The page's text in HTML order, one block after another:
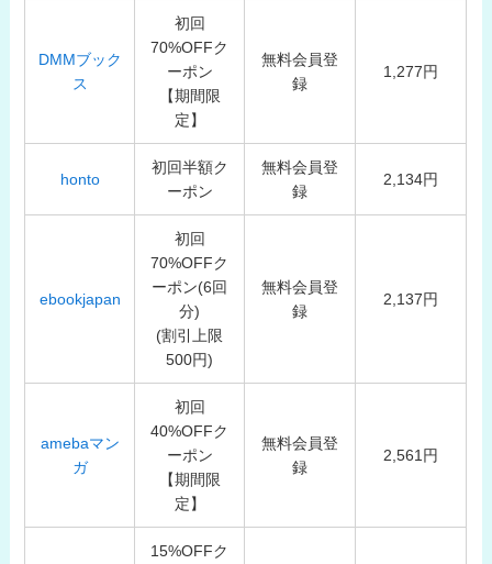
DMMブック
ス
初回
70%OFFク
ーポン
【期間限
定】
無料会員登
録
1,277円
honto
初回半額ク
ーポン
無料会員登
録
2,134円
ebookjapan
初回
70%OFFク
ーポン(6回
分)
(割引上限
500円)
無料会員登
録
2,137円
amebaマン
ガ
初回
40%OFFク
ーポン
【期間限
定】
無料会員登
録
2,561円
15%OFFク